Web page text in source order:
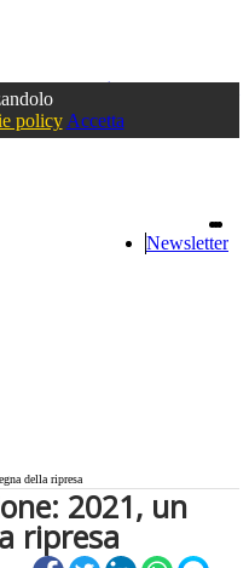
Accedioppure registrati
policy Accetta
Newsletter
della ripresa
2021, un
ripresa